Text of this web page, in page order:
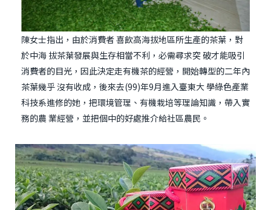
陳女士指出，由於消費者 喜飲高海拔地區所生產的茶葉，對
於中海 拔茶葉發展與生存相當不利，必需尋求突 破才能吸引
消費者的目光，因此決定走有機茶的經營，開始轉型的二年內
茶葉幾乎 沒有收成，後來去(99)年9月進入臺東大 學綠色產業
科技系進修的她，把環境管理、有機栽培等理論知識，帶入實
務的農 業經營，並把個中的好處推介給社區農民。